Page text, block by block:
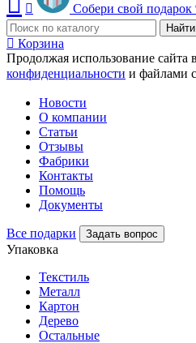
Собери свой подарок
Найти
Корзина
Продолжая использование сайта
конфиденциальности и файлами
Новости
О компании
Статьи
Отзывы
Фабрики
Контакты
Помощь
Документы
Все подарки Задать вопрос
Упаковка
Текстиль
Металл
Картон
Дерево
Остальные